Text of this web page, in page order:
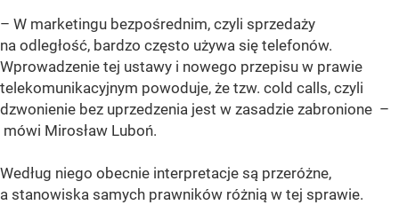
– W marketingu bezpośrednim, czyli sprzedaży
na odległość, bardzo często używa się telefonów.
Wprowadzenie tej ustawy i nowego przepisu w prawie
telekomunikacyjnym powoduje, że tzw. cold calls, czyli
dzwonienie bez uprzedzenia jest w zasadzie zabronione –
mówi Mirosław Luboń.
Według niego obecnie interpretacje są przeróżne,
a stanowiska samych prawników różnią w tej sprawie.